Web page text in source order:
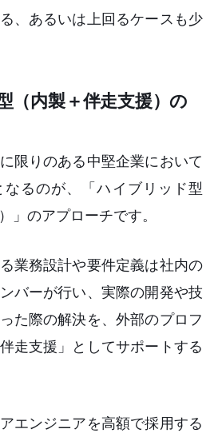
、あるいは上回るケースも少
（内製＋伴走支援）の
限りのある中堅企業において
るのが、「ハイブリッド型
」のアプローチです。
業務設計や要件定義は社内の
バーが行い、実際の開発や技
た際の解決を、外部のプロフ
走支援」としてサポートする
エンジニアを高額で採用する